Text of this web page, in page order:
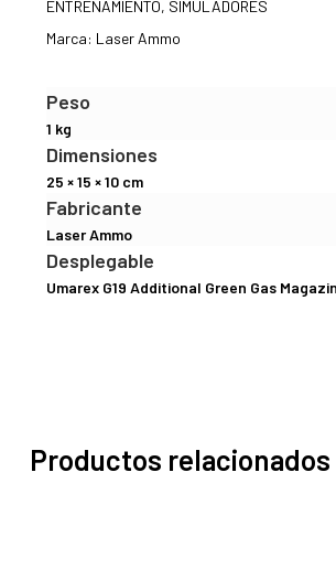
ENTRENAMIENTO, SIMULADORES
Marca: Laser Ammo
Peso
1 kg
Dimensiones
25 × 15 × 10 cm
Fabricante
Laser Ammo
Desplegable
Umarex G19 Additional Green Gas
Productos relacionados